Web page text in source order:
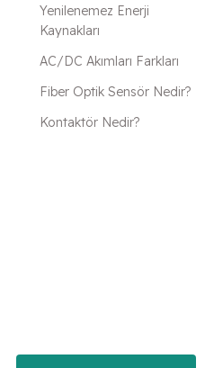
Yenilenemez Enerji
Kaynakları
AC/DC Akımları Farkları
Fiber Optik Sensör Nedir?
Kontaktör Nedir?